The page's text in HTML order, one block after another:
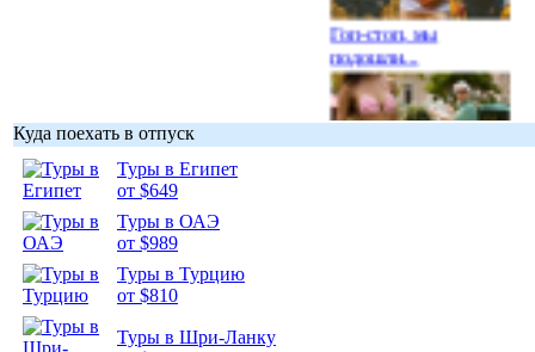
Гоп-стоп, мы
подошли...
Куда поехать в отпуск
Туры в Египет
от $649
Туры в ОАЭ
от $989
Туры в Турцию
от $810
Туры в Шри-Ланку